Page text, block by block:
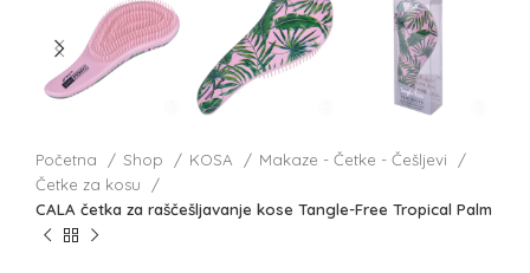
Početna Shop KOSA
Makaze - Četke - Češljevi
Četke za kosu
CALA četka za raščešljavanje kose Tangle-Free Tropical Palm